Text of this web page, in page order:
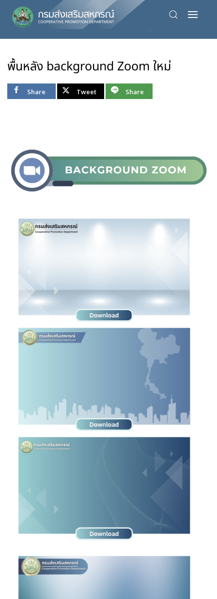
Skip
to
content
พื้นหลัง background Zoom ใหม่
Share Tweet Share